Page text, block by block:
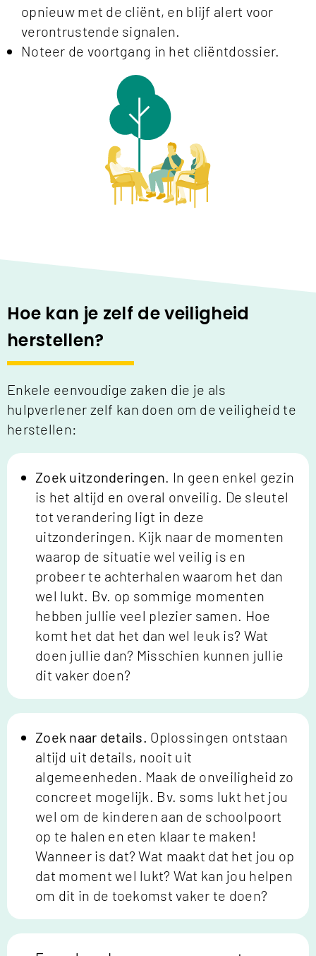
opnieuw met de cliënt, en blijf alert voor
verontrustende signalen.
Noteer de voortgang in het cliëntdossier.
Hoe kan je zelf de veiligheid
herstellen?
Enkele eenvoudige zaken die je als
hulpverlener zelf kan doen om de veiligheid te
herstellen:
Zoek uitzonderingen. In geen enkel gezin
is het altijd en overal onveilig. De sleutel
tot verandering ligt in deze
uitzonderingen. Kijk naar de momenten
waarop de situatie wel veilig is en
probeer te achterhalen waarom het dan
wel lukt. Bv. op sommige momenten
hebben jullie veel plezier samen. Hoe
komt het dat het dan wel leuk is? Wat
doen jullie dan? Misschien kunnen jullie
dit vaker doen?
Zoek naar details. Oplossingen ontstaan
altijd uit details, nooit uit
algemeenheden. Maak de onveiligheid zo
concreet mogelijk. Bv. soms lukt het jou
wel om de kinderen aan de schoolpoort
op te halen en eten klaar te maken!
Wanneer is dat? Wat maakt dat het jou op
dat moment wel lukt? Wat kan jou helpen
om dit in de toekomst vaker te doen?